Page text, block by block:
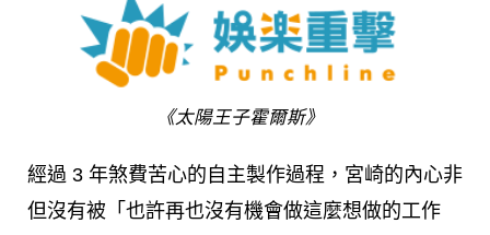
《太陽王子霍爾斯》
經過 3 年煞費苦心的自主製作過程，宮崎的內心非
但沒有被「也許再也沒有機會做這麼想做的工作